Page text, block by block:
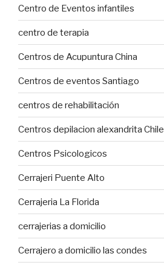
Centro de Eventos infantiles
centro de terapia
Centros de Acupuntura China
Centros de eventos Santiago
centros de rehabilitación
Centros depilacion alexandrita Chile
Centros Psicologicos
Cerrajeri Puente Alto
Cerrajeria La Florida
cerrajerias a domicilio
Cerrajero a domicilio las condes